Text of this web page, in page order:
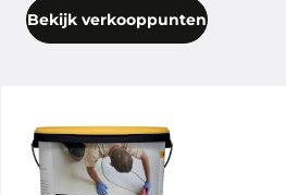
Bekijk verkooppunten